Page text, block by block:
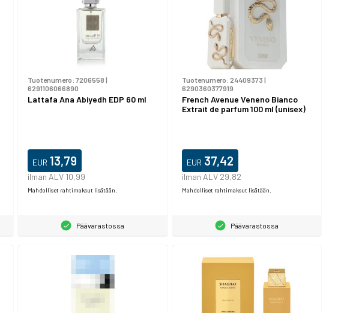
Tuotenumero: 7206558 |
6291106066890
Lattafa Ana Abiyedh EDP 60 ml
EUR 13,79
ilman ALV 10,99
Mahdolliset rahtimaksut lisätään.
Päävarastossa
Tuotenumero: 24409373 |
6290360377919
French Avenue Veneno Bianco
Extrait de parfum 100 ml (unisex)
EUR 37,42
ilman ALV 29,82
Mahdolliset rahtimaksut lisätään.
Päävarastossa